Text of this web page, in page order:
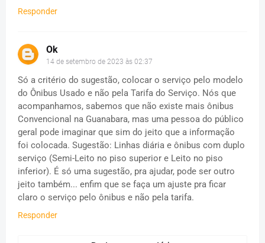
Responder
Ok
14 de setembro de 2023 às 02:37
Só a critério do sugestão, colocar o serviço pelo modelo
do Ônibus Usado e não pela Tarifa do Serviço. Nós que
acompanhamos, sabemos que não existe mais ônibus
Convencional na Guanabara, mas uma pessoa do público
geral pode imaginar que sim do jeito que a informação
foi colocada. Sugestão: Linhas diária e ônibus com duplo
serviço (Semi-Leito no piso superior e Leito no piso
inferior). É só uma sugestão, pra ajudar, pode ser outro
jeito também... enfim que se faça um ajuste pra ficar
claro o serviço pelo ônibus e não pela tarifa.
Responder